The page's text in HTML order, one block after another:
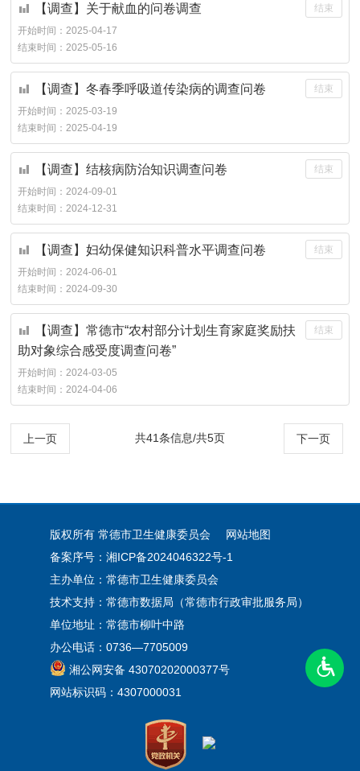
结束
【调查】关于献血的问卷调查
开始时间： 2025-04-17
结束时间： 2025-05-16
结束
【调查】冬春季呼吸道传染病的调查问卷
开始时间： 2025-03-19
结束时间： 2025-04-19
结束
【调查】结核病防治知识调查问卷
开始时间： 2024-09-01
结束时间： 2024-12-31
结束
【调查】妇幼保健知识科普水平调查问卷
开始时间： 2024-06-01
结束时间： 2024-09-30
结束
【调查】常德市“农村部分计划生育家庭奖励扶
助对象综合感受度调查问卷”
开始时间： 2024-03-05
结束时间： 2024-04-06
上一页 下一页
共41条信息/共5页
版权所有 常德市卫生健康委员会
网站地图
备案序号：湘ICP备2024046322号-1
主办单位：常德市卫生健康委员会
技术支持：常德市数据局（常德市行政审批服务局）
单位地址：常德市柳叶中路
办公电话：0736—7705009
湘公网安备 43070202000377号
网站标识码：4307000031